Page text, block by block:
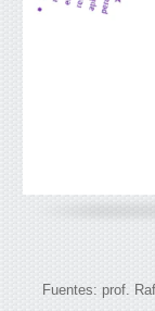
Fuentes: prof.